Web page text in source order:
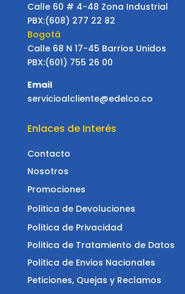
Calle 60 # 4-48 Zona Industrial
PBX:(608) 277 22 82
Bogotá
Calle 68 N 17-45 Barrios Unidos
PBX:(601) 755 26 00
Email
servicioalcliente@edelco.co
Enlaces de Interés
Contacto
Nosotros
Promociones
Politica de Devoluciones
Politica de Privacidad
Politica de Tratamiento de Datos
Politica de Envios Nacionales
Peticiones, Quejas y Reclamos